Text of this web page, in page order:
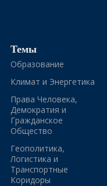
Темы
Образование
Климат и Энергетика
Права Человека,
Демократия и
Гражданское
Общество
Геополитика,
Логистика и
Транспортные
Коридоры